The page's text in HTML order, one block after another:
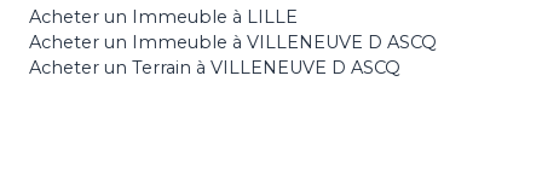
Acheter un Immeuble à LILLE
Acheter un Immeuble à VILLENEUVE D ASCQ
Acheter un Terrain à VILLENEUVE D ASCQ